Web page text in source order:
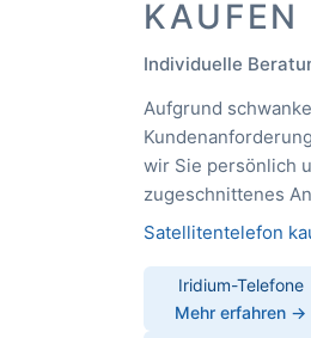
KAUFEN
Individuelle
Aufgrund
wir Sie persönlich
zugeschnittenes
Satellitentelefon
Iridium-Telefone
Mehr erfahren →